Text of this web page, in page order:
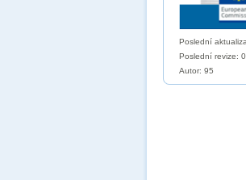
Poslední
Poslední revize:
Autor: 95